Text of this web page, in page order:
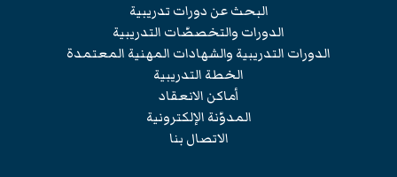
البحث عن دورات تدريبية
الدورات والتخصصّات التدريبية
الدورات التدريبية والشهادات المهنية المعتمدة
الخطة التدريبية
أماكن الانعقاد
المدوّنة الإلكترونية
الاتصال بنا